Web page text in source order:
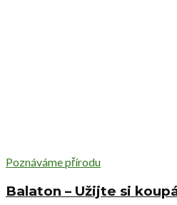
Poznáváme přírodu
Balaton – Užijte si